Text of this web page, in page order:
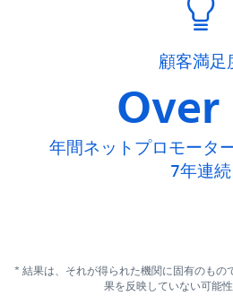
顧客満足
年間ネットプロモータ
7年連続
* 結果は、それが得られた機関に固有のもの
果を反映していない可能性